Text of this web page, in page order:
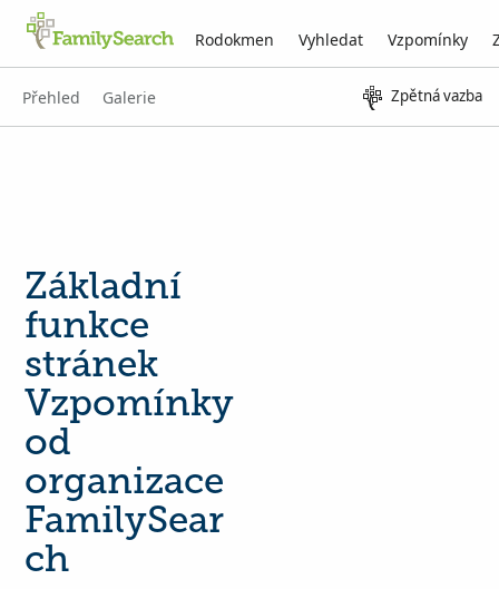
Rodokmen Vyhledat Vzpomínky
Přehled Galerie Zpětná vazba
Základní
funkce
stránek
Vzpomínky
od
organizace
FamilySear
ch